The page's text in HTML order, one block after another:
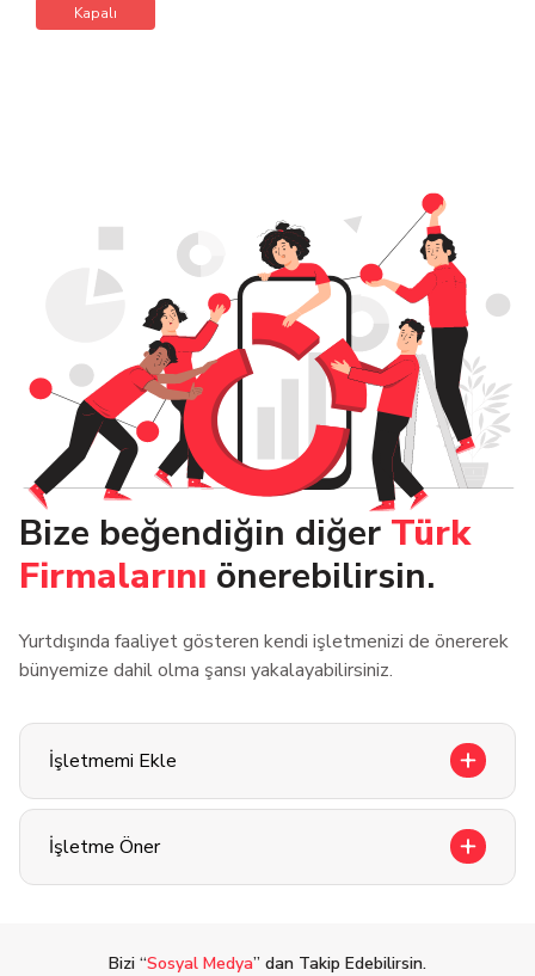
Kapalı
Bize beğendiğin diğer Türk
Firmalarını önerebilirsin.
Yurtdışında faaliyet gösteren kendi işletmenizi de önererek
bünyemize dahil olma şansı yakalayabilirsiniz.
İşletmemi Ekle
İşletme Öner
Bizi “Sosyal Medya” dan Takip Edebilirsin.